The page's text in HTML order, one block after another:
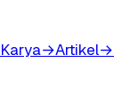
Karya→Artikel→